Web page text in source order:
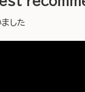
した